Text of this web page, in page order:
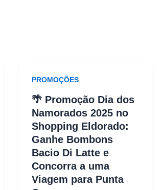
PROMOÇÕES
🌴 Promoção Dia dos
Namorados 2025 no
Shopping Eldorado:
Ganhe Bombons
Bacio Di Latte e
Concorra a uma
Viagem para Punta